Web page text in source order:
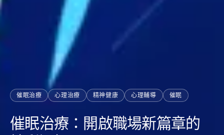
催眠治療 心理治療 精神健康 心理輔導 催眠
催眠治療：開啟職場新篇章的